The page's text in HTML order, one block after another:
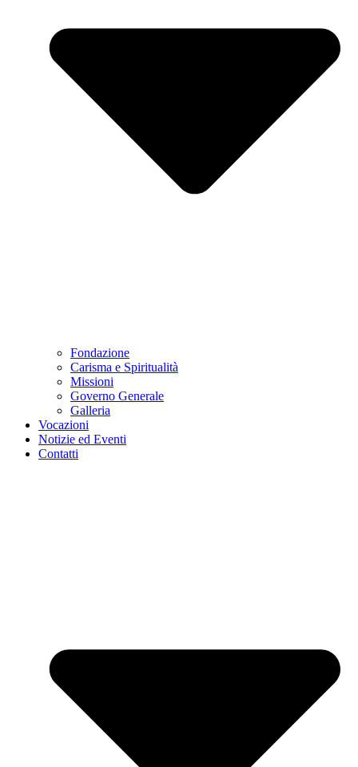
Fondazione
Carisma e Spiritualità
Missioni
Governo Generale
Galleria
Vocazioni
Notizie ed Eventi
Contatti